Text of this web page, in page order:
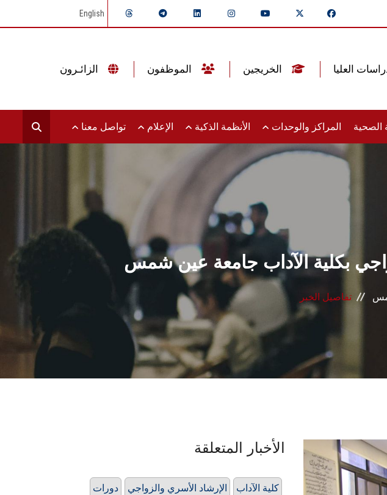
English
الصحية المراكز والوحدات الأنظمة الذكية الإعلام تواصل معنا
بكلية الآداب جامعة عين شمس
تفاصيل الخبر
الأخبار المتعلقة
دورات الإرشاد الأسري والزواجي كلية الآداب